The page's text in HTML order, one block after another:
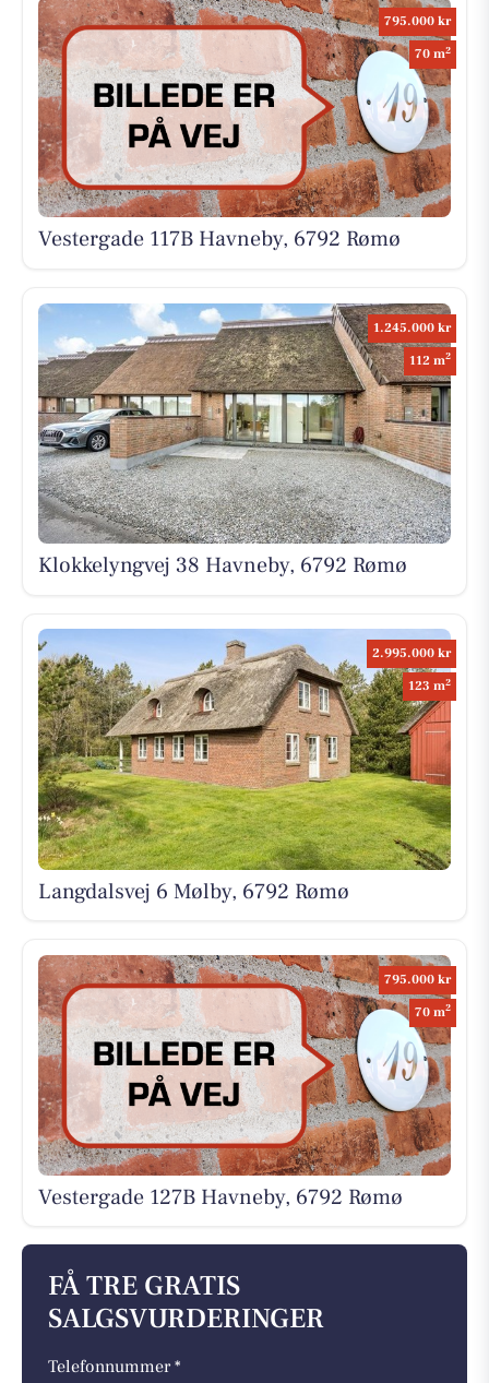
795.000 kr
70 m2
Vestergade 117B Havneby, 6792 Rømø
1.245.000 kr
112 m2
Klokkelyngvej 38 Havneby, 6792 Rømø
2.995.000 kr
123 m2
Langdalsvej 6 Mølby, 6792 Rømø
795.000 kr
70 m2
Vestergade 127B Havneby, 6792 Rømø
FÅ TRE GRATIS
SALGSVURDERINGER
Telefonnummer *